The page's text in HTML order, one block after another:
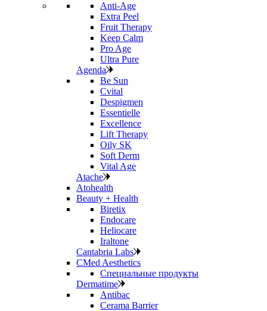
Anti‑Age
Extra Peel
Fruit Therapy
Keep Calm
Pro Age
Ultra Pure
Agenda
Be Sun
Cvital
Despigmen
Essentielle
Excellence
Lift Therapy
Oily SK
Soft Derm
Vital Age
Atache
Atohealth
Beauty + Health
Biretix
Endocare
Heliocare
Iraltone
Cantabria Labs
CMed Aesthetics
Специальные продукты
Dermatime
Antibac
Cerama Barrier